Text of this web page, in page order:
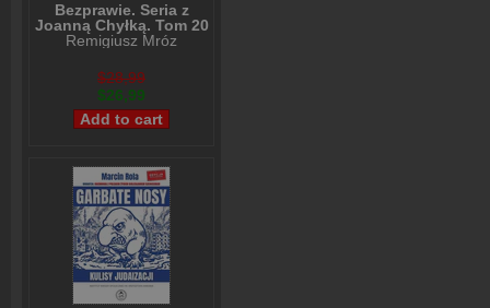
Bezprawie. Seria z
Joanną Chyłką. Tom 20
Remigiusz Mróz
$28,99
$26,99